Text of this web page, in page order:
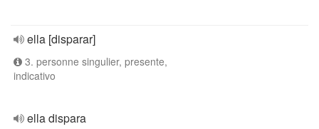
ella [disparar]
3. personne singulier, presente,
indicativo
ella dispara